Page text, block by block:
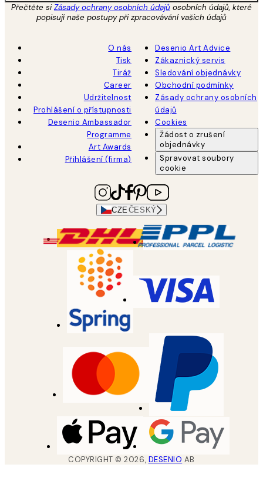
Přečtěte siZásady ochrany osobních údajů osobních údajů, které
popisují naše postupy při zpracovávání vašich údajů
O nás
Tisk
Tiráž
Career
Udržitelnost
Prohlášení o přístupnosti
Desenio Ambassador
Programme
Art Awards
Přihlášení (firma)
Desenio Art Advice
Zákaznický servis
Sledování objednávky
Obchodní podmínky
Zásady ochrany osobních
údajů
Cookies
Žádost o zrušení
objednávky
Spravovat soubory
cookie
CZEČESKÝ
COPYRIGHT ©2026, DESENIO AB